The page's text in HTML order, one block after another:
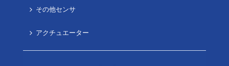
その他センサ
アクチュエーター